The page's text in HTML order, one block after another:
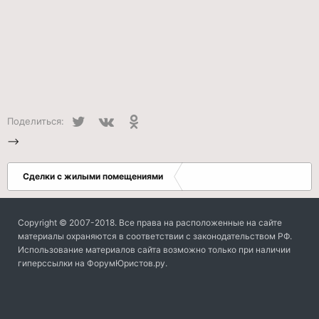
Поделиться: Twitter
-->
Сделки с жилыми помещениями
Copyright © 2007-2018. Все права на расположенные на сайте
материалы охраняются в соответствии с законодательством РФ.
Использование материалов сайта возможно только при наличии
гиперссылки на ФорумЮристов.ру.